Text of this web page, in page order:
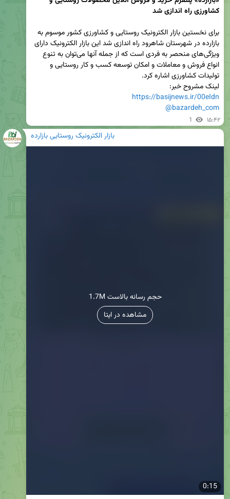
لینک مشروح خبر:
https://basijnews.ir/00eIdn
@bazardeh_com
1 ۱۵:۴۲
بازار الکترونیک روستایی بازارده
0:15
1.7M حجم رسانه بالاست
مشاهده در ایتا